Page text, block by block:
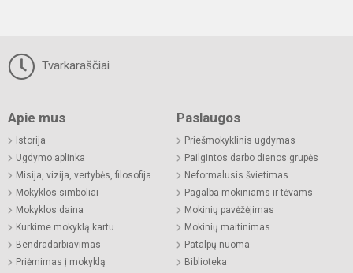
Tvarkaraščiai
Apie mus
Istorija
Ugdymo aplinka
Misija, vizija, vertybės, filosofija
Mokyklos simboliai
Mokyklos daina
Kurkime mokyklą kartu
Bendradarbiavimas
Priėmimas į mokyklą
Paslaugos
Priešmokyklinis ugdymas
Pailgintos darbo dienos grupės
Neformalusis švietimas
Pagalba mokiniams ir tėvams
Mokinių pavėžėjimas
Mokinių maitinimas
Patalpų nuoma
Biblioteka